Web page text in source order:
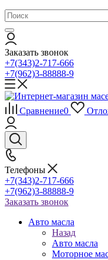
Заказать звонок
+7(343)2-717-666
+7(962)3-88888-9
Сравнение0
Телефоны
+7(343)2-717-666
+7(962)3-88888-9
Заказать звонок
Авто масла
Назад
Авто масла
Моторное